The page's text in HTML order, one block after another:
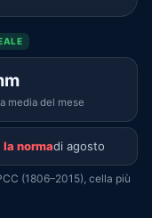
media del mese
la normadi agosto
(1806–2015), cella più